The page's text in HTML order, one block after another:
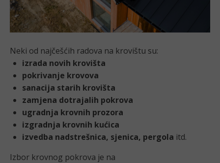
Neki od najčešćih radova na krovištu su:
izrada novih krovišta
pokrivanje krovova
sanacija starih krovišta
zamjena dotrajalih pokrova
ugradnja krovnih prozora
izgradnja krovnih kućica
izvedba nadstrešnica, sjenica, pergola itd.
Izbor krovnog pokrova je na